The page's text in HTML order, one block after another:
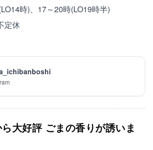
時)、17～20時(LO19時半)
定休
大好評 ごまの香りが誘いま